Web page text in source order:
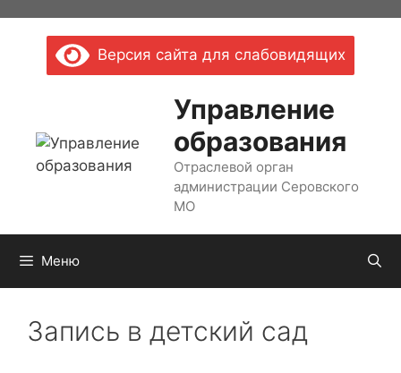
содержимомуВерсия сайта для слабовидящих
Управление
образования
Отраслевой орган
администрации Серовского
МО
Меню
Запись в детский сад